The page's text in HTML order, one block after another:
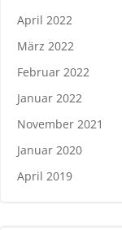
April 2022
März 2022
Februar 2022
Januar 2022
November 2021
Januar 2020
April 2019